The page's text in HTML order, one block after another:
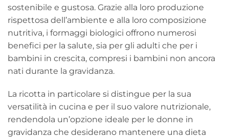
sostenibile e gustosa. Grazie alla loro produzione
rispettosa dell’ambiente e alla loro composizione
nutritiva, i formaggi biologici offrono numerosi
benefici per la salute, sia per gli adulti che per i
bambini in crescita, compresi i bambini non ancora
nati durante la gravidanza.
La ricotta in particolare si distingue per la sua
versatilità in cucina e per il suo valore nutrizionale,
rendendola un’opzione ideale per le donne in
gravidanza che desiderano mantenere una dieta